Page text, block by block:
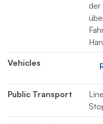
der
Vehicles
Public Transport